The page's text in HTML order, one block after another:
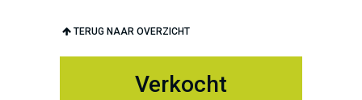
TERUG NAAR OVERZICHT
Verkocht